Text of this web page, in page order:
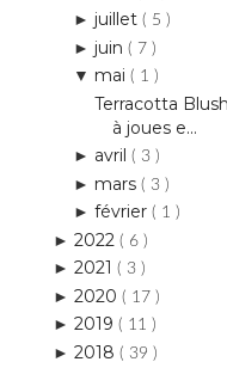
► juillet ( 5 )
► juin ( 7 )
▼ mai ( 1 )
Terracotta
à joues e...
► avril ( 3 )
► mars ( 3 )
► février ( 1 )
► 2022 ( 6 )
► 2021 ( 3 )
► 2020 ( 17 )
► 2019 ( 11 )
► 2018 ( 39 )